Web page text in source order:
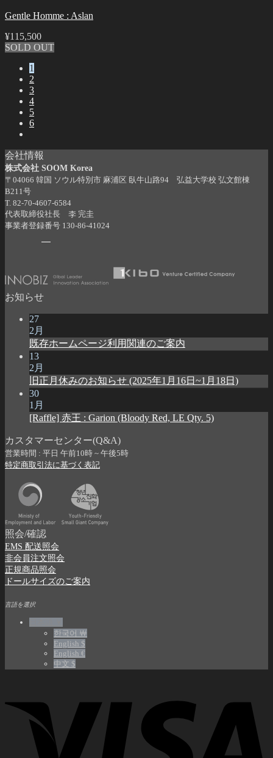
Gentle Homme : Aslan
¥115,500
SOLD OUT
1
2
3
4
5
6
会社情報
株式会社 SOOM Korea
〒04066 韓国 ソウル特別市 麻浦区 臥牛山路94 弘益大学校 弘文館棟
B211号
T. 82-70-4607-6584
代表取締役社長 李 完圭
事業者登録番号 130-86-41024
お知らせ
27
2月
既存ホームページ利用関連のご案内
13
2月
旧正月休みのお知らせ (2025年1月16日~1月18日)
30
1月
[Raffle] 赤王 : Garion (Bloody Red, LE Qty. 5)
カスタマーセンター(Q&A)
営業時間 : 平日 午前10時 ~ 午後5時
特定商取引法に基づく表記
照会/確認
EMS 配送照会
非会員注文照会
正規商品照会
ドールサイズのご案内
言語を選択
한국어 ￦
English $
English €
中文 $